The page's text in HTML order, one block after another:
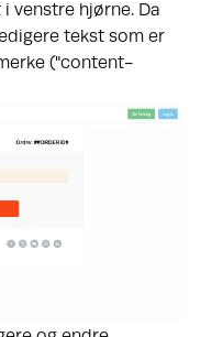
venstre hjørne. Da
tekst som er
("content-